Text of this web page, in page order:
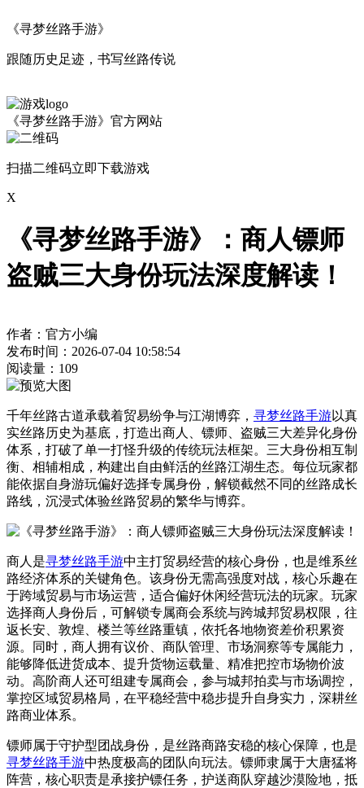
《寻梦丝路手游》
跟随历史足迹，书写丝路传说
《寻梦丝路手游》官方网站
扫描二维码立即下载游戏
X
《寻梦丝路手游》：商人镖师
盗贼三大身份玩法深度解读！
作者：官方小编
发布时间：2026-07-04 10:58:54
阅读量： 109
千年丝路古道承载着贸易纷争与江湖博弈， 寻梦丝路手游以真
实丝路历史为基底，打造出商人、镖师、盗贼三大差异化身份
体系，打破了单一打怪升级的传统玩法框架。三大身份相互制
衡、相辅相成，构建出自由鲜活的丝路江湖生态。每位玩家都
能依据自身游玩偏好选择专属身份，解锁截然不同的丝路成长
路线，沉浸式体验丝路贸易的繁华与博弈。
商人是寻梦丝路手游中主打贸易经营的核心身份，也是维系丝
路经济体系的关键角色。该身份无需高强度对战，核心乐趣在
于跨域贸易与市场运营，适合偏好休闲经营玩法的玩家。玩家
选择商人身份后，可解锁专属商会系统与跨城邦贸易权限，往
返长安、敦煌、楼兰等丝路重镇，依托各地物资差价积累资
源。同时，商人拥有议价、商队管理、市场洞察等专属能力，
能够降低进货成本、提升货物运载量、精准把控市场物价波
动。高阶商人还可组建专属商会，参与城邦拍卖与市场调控，
掌控区域贸易格局，在平稳经营中稳步提升自身实力，深耕丝
路商业体系。
镖师属于守护型团战身份，是丝路商路安稳的核心保障，也是
寻梦丝路手游中热度极高的团队向玩法。镖师隶属于大唐猛将
阵营，核心职责是承接护镖任务，护送商队穿越沙漠险地，抵